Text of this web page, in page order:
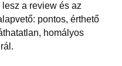
a review és az
pontos, érthető
homályos